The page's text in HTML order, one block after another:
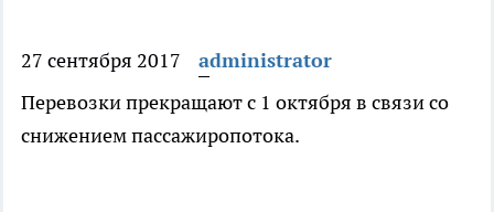
27 сентября 2017
administrator
Перевозки прекращают с 1 октября в связи со
снижением пассажиропотока.